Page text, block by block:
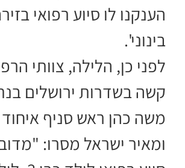
הענקנו לו סיוע רפואי
בינוני'.
לפני כן, הלילה, צוותי
קשה בשדרות ירושלים
משה כהן ראש סניף
ומאיר ישראל מסרו: